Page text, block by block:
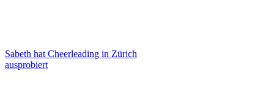
Sabeth hat Cheerleading in Zürich
ausprobiert